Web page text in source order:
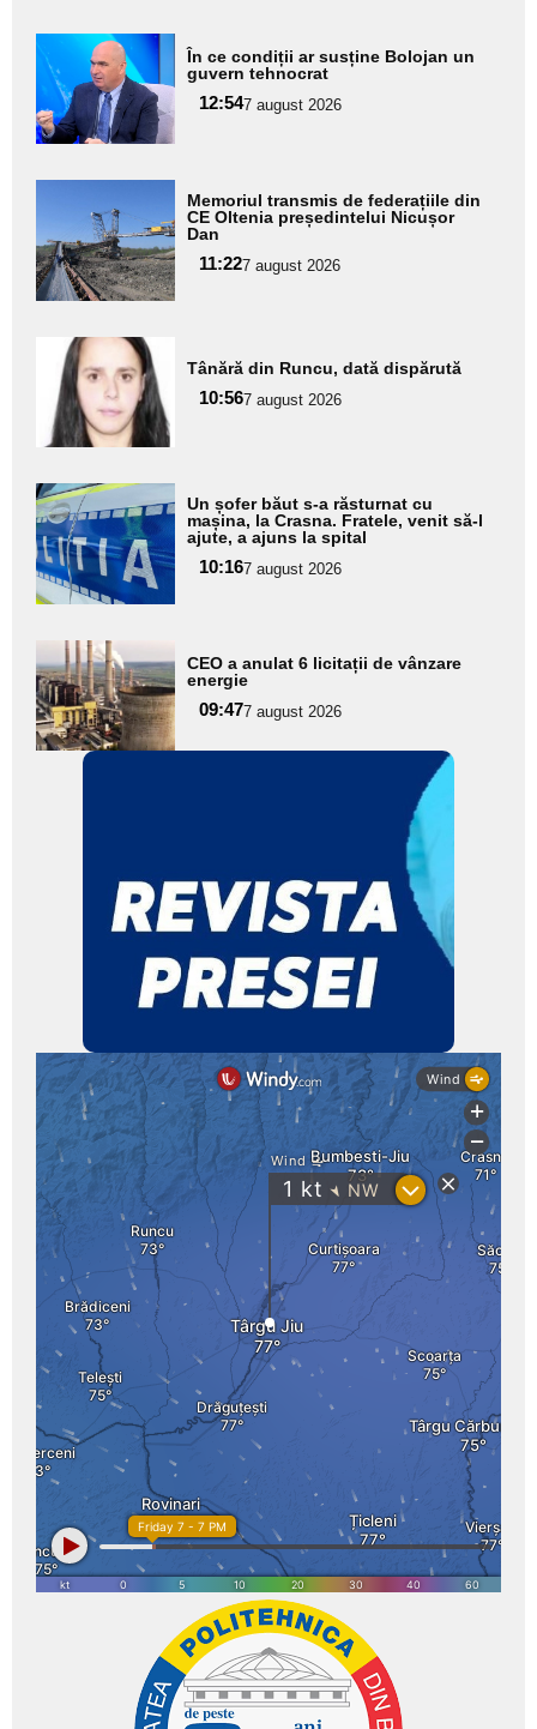
Adaugă
aici textul
pentru
subtitlu
În ce condiții ar susține Bolojan un
guvern tehnocrat
12:547 august 2026
aici textul
pentru
subtitlu
Memoriul transmis de federațiile din
CE Oltenia președintelui Nicușor
Dan
11:227 august 2026
Adaugă
aici textul
pentru
subtitlu
Tânără din Runcu, dată dispărută
10:567 august 2026
Adaugă
aici textul
pentru
subtitlu
Un șofer băut s-a răsturnat cu
mașina, la Crasna. Fratele, venit să-l
ajute, a ajuns la spital
10:167 august 2026
Adaugă
aici textul
pentru
subtitlu
CEO a anulat 6 licitații de vânzare
energie
09:477 august 2026